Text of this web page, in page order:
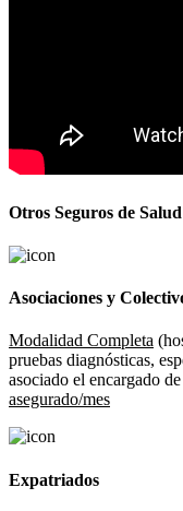
Otros Seguros de
Asociaciones y
Modalidad Completa
pruebas diagnósticas,
asociado el encargado
asegurado/mes
Expatriados